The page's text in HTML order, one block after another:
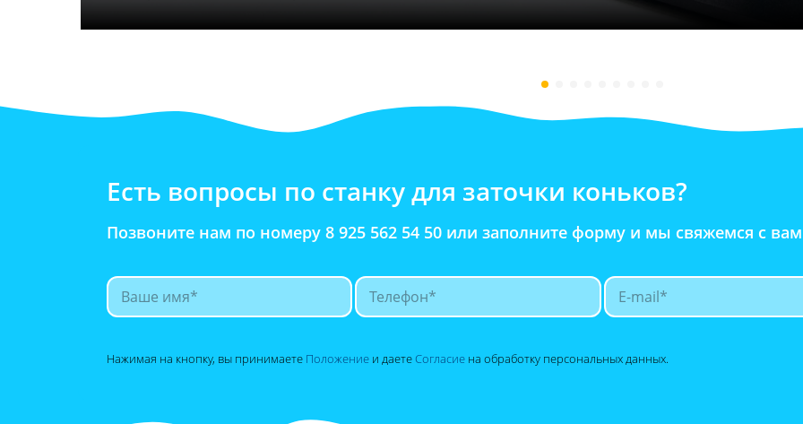
Есть вопросы по станку для заточки коньков?
Позвоните нам по номеру 8 925 562 54 50 или заполните форму и мы свяжемся с
Нажимая на кнопку, вы принимаете Положение и даетеСогласие на обработку персональных данных.